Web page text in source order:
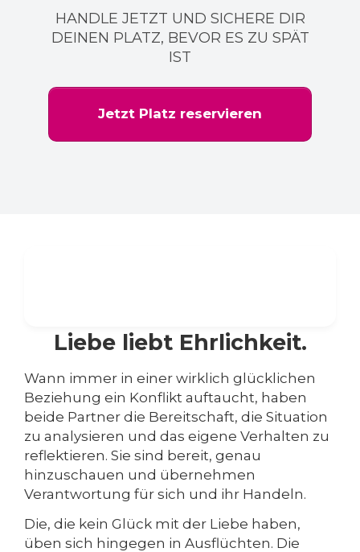
HANDLE JETZT UND SICHERE DIR
DEINEN PLATZ, BEVOR ES ZU SPÄT
IST
Jetzt Platz reservieren
Liebe liebt Ehrlichkeit.
Wann immer in einer wirklich glücklichen
Beziehung ein Konflikt auftaucht, haben
beide Partner die Bereitschaft, die Situation
zu analysieren und das eigene Verhalten zu
reflektieren. Sie sind bereit, genau
hinzuschauen und übernehmen
Verantwortung für sich und ihr Handeln.
Die, die kein Glück mit der Liebe haben,
üben sich hingegen in Ausflüchten. Die